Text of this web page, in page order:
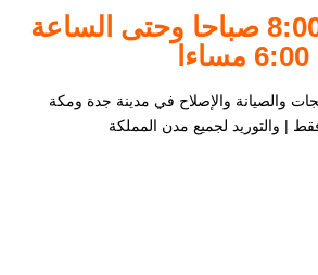
من الساعة 8:00 صباحا وحتى الساعة
6:00 مساءا
والصيانة والإصلاح في مدينة جدة ومكة
| والتوريد لجميع مدن المملكة